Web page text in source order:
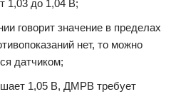
1,03 до 1,04 В;
говорит значение в пределах
нет, то можно
датчиком;
1,05 В, ДМРВ требует